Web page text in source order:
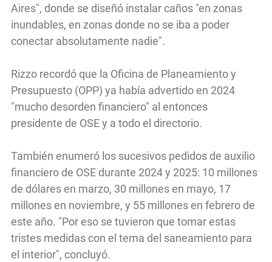
Aires", donde se diseñó instalar caños "en zonas
inundables, en zonas donde no se iba a poder
conectar absolutamente nadie".
Rizzo recordó que la Oficina de Planeamiento y
Presupuesto (OPP) ya había advertido en 2024
"mucho desorden financiero" al entonces
presidente de OSE y a todo el directorio.
También enumeró los sucesivos pedidos de auxilio
financiero de OSE durante 2024 y 2025: 10 millones
de dólares en marzo, 30 millones en mayo, 17
millones en noviembre, y 55 millones en febrero de
este año. "Por eso se tuvieron que tomar estas
tristes medidas con el tema del saneamiento para
el interior", concluyó.